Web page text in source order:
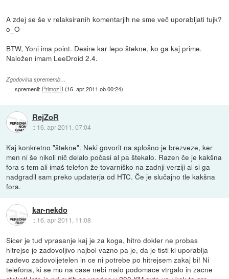
A zdej se še v relaksiranih komentarjih ne sme več uporabljati tujk?
o_O
BTW, Yoni ima point. Desire kar lepo štekne, ko ga kaj prime.
Naložen imam LeeDroid 2.4.
Zgodovina sprememb…
spremenil: PrimozR(16. apr 2011 ob 00:24)
RejZoR
:: 16. apr 2011, 07:04
Kaj konkretno "štekne". Neki govorit na splošno je brezveze, ker
men ni še nikoli nič delalo počasi al pa štekalo. Razen če je kakšna
fora s tem ali imaš telefon že tovarniško na zadnji verziji al si ga
nadgradil sam preko updaterja od HTC. Če je slučajno tle kakšna
fora.
kar-nekdo
:: 16. apr 2011, 11:08
Sicer je tud vprasanje kaj je za koga, hitro dokler ne probas
hitrejse je zadovoljivo najbol vazno pa je, da je tisti ki uporablja
zadevo zadovoljetelen in ce ni potrebe po hitrejsem zakaj bi! Ni
telefona, ki se mu na case nebi malo podomace vtrgalo in zacne